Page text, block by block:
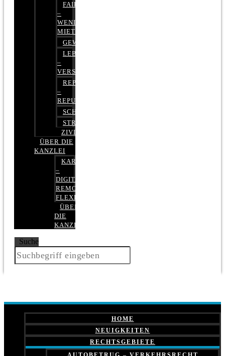
FAIRMIETEN
–
WENIGER
MIETE
GEWERBERECHT
LEBENSVERSICHERUNG
–
VERSICHERUNGSRECHT
REPUTATIONSRECHT
–
REPUTATIONSMANAGEMENT
SCHUFARECHT
STRAFRECHT
ZIVILRECHT
ÜBER DIE
KANZLEI
KARRIERE
–
DIGITAL,
REMOTE,
FLEXIBEL
ÜBER
DIE
KANZLEI
Suche
HOME
NEUIGKEITEN
RECHTSGEBIETE